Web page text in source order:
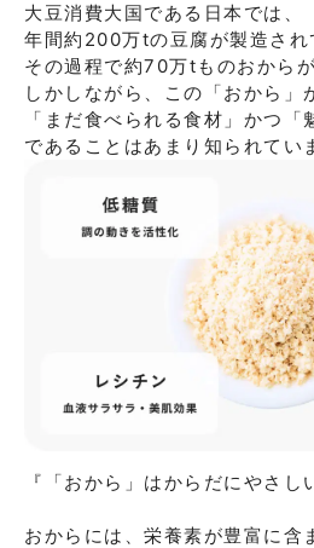
⼤⾖消費⼤国である⽇本では、
年間約200万tの⾖腐が製造され
その過程で約70万tものおから
しかしながら、この「おから」
「まだ食べられる食材」かつ「
であることはあまり知られてい
『「おから」はからだにやさし
おからには、栄養素が豊富に含